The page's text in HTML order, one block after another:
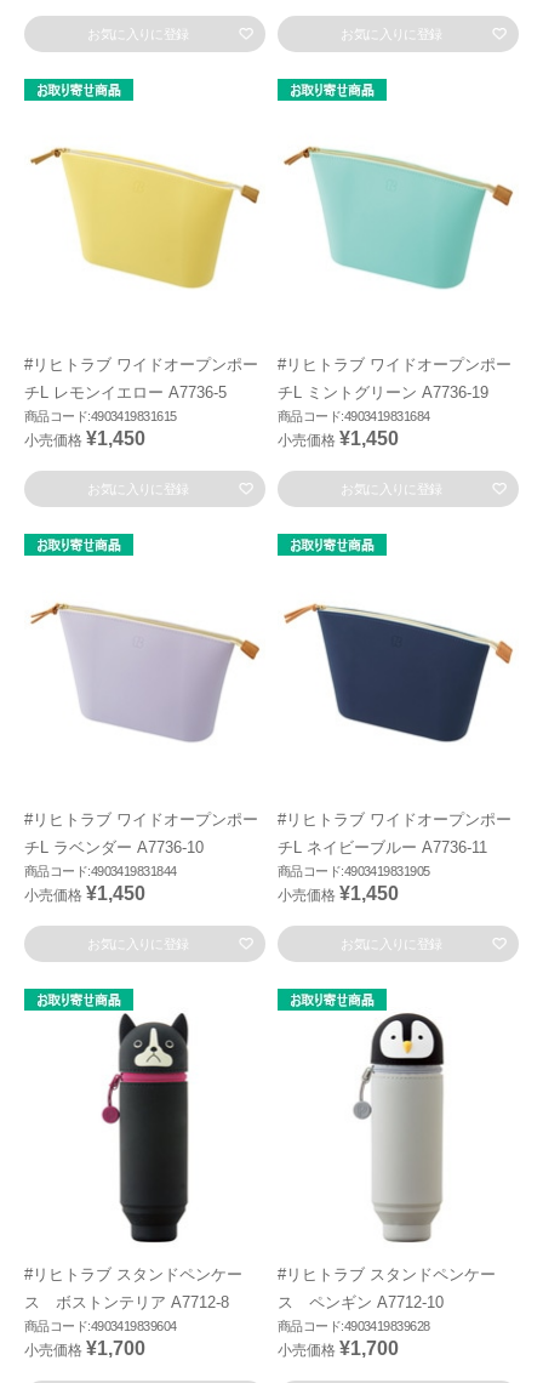
お気に入りに登録 お気に入りに登録
#リヒトラブ ワイドオープンポー
チL レモンイエロー A7736-5
商品コード:4903419831615
小売価格 ¥1,450
お気に入りに登録
#リヒトラブ ワイドオープンポー
チL ミントグリーン A7736-19
商品コード:4903419831684
小売価格 ¥1,450
お気に入りに登録
#リヒトラブ ワイドオープンポー
チL ラベンダー A7736-10
商品コード:4903419831844
小売価格 ¥1,450
お気に入りに登録
#リヒトラブ ワイドオープンポー
チL ネイビーブルー A7736-11
商品コード:4903419831905
小売価格 ¥1,450
お気に入りに登録
#リヒトラブ スタンドペンケー
ス ボストンテリア A7712-8
商品コード:4903419839604
小売価格 ¥1,700
#リヒトラブ スタンドペンケー
ス ペンギン A7712-10
商品コード:4903419839628
小売価格 ¥1,700